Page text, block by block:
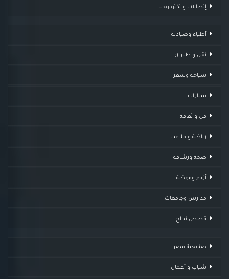
إتصالات و تكنولوجيا
أطباء وصيادلة
نقل و طيران
سياحة وسفر
سيارات
فن و ثقافة
رياضة و ملاعب
صحة ورشاقة
أزياء وموضة
مدارس وجامعات
قصص نجاح
صنايعية مصر
شباب و أعمال